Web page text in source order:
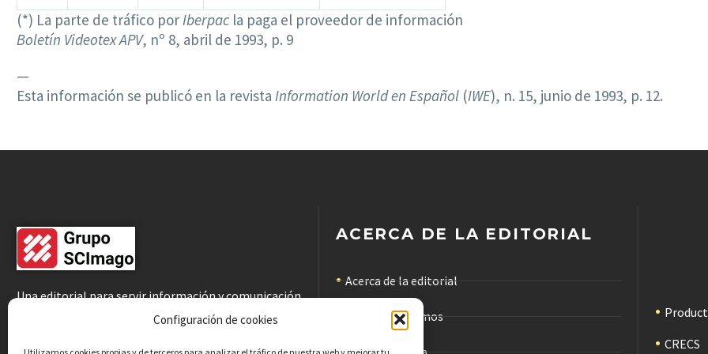
Configuración de cookies
(*) La parte de tráfico por Iberpac la paga el proveedor de información
Boletín Videotex APV, nº 8, abril de 1993, p. 9
—
Esta información se publicó en la revista Information World en Español (IWE), n. 15, junio de 1993, p. 12.
Una editorial para servir información y comunicación
científicas de calidad a la comunidad académica
ACERCA DE LA EDITORIAL
Acerca de la editorial
Cómo trabajamos
CRECS